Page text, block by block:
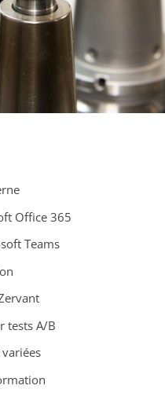
Office 365
Teams
tests A/B